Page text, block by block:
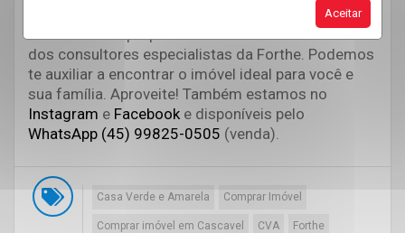
Aceitar
Gostou da boa notícia? Quer conquistar a tão
sonhada casa própria? Venha conversar com um
dos consultores especialistas da Forthe. Podemos
te auxiliar a encontrar o imóvel ideal para você e
sua família. Aproveite! Também estamos no
Instagram e Facebook e disponíveis pelo
WhatsApp (45) 99825-0505 (venda).
Casa Verde e Amarela Comprar Imóvel
Comprar imóvel em Cascavel CVA Forthe